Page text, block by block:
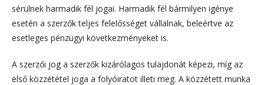
sérülnek harmadik fél jogai. Harmadik fél bármilyen igénye
esetén a szerzők teljes felelősséget vállalnak, beleértve az
esetleges pénzügyi következményeket is.
A szerzői jog a szerzők kizárólagos tulajdonát képezi, míg az
első közzététel joga a folyóiratot illeti meg. A közzétett munka